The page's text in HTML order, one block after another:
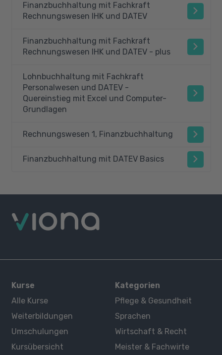
Finanzbuchhaltung mit Fachkraft
Rechnungswesen IHK und DATEV
Finanzbuchhaltung mit Fachkraft
Rechnungswesen IHK und DATEV - plus
Lohnbuchhaltung mit Fachkraft
Personalwesen und DATEV -
Quereinstieg mit Excel und Computer-
Grundlagen
Rechnungswesen 1, Finanzbuchhaltung
Finanzbuchhaltung mit DATEV Basics
Kurse
Alle Kurse
Weiterbildungen
Umschulungen
Kursübersicht
Kategorien
Pflege & Gesundheit
Sprachen
Wirtschaft & Recht
Meister & Fachwirte